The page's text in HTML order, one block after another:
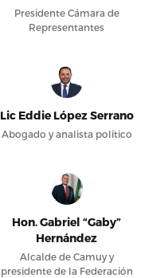
Presidente Cámara de
Representantes
Lic Eddie López Serrano
Abogado y analista político
Hon. Gabriel “Gaby”
Hernández
Alcalde de Camuy y
presidente de la Federación